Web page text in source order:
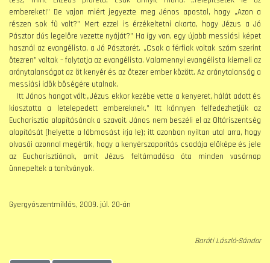
embereket!” De vajon miért jegyezte meg Jénos apostol, hogy „Azon a
részen sok fû volt?” Mert ezzel is érzékeltetni akarta, hogy Jézus a Jó
Pásztor dús legelõre vezette nyáját?” Ha így van, egy újabb messiási képet
használ az evangélista, a Jó Pásztorét. „Csak a férfiak voltak szám szerint
ötezren” voltak – folytatja az evangélista. Valamennyi evangélista kiemeli az
aránytalanságot az öt kenyér és az ötezer ember között. Az aránytalanság a
messiási idõk bõségére utalnak.
Itt János hangot vált:„Jézus ekkor kezébe vette a kenyeret, hálát adott és
kiosztotta a letelepedett embereknek.” Itt könnyen felfedezhetjük az
Eucharisztia alapításának a szavait. János nem beszéli el az Oltáriszentség
alapítását (helyette a lábmosást írja le); itt azonban nyíltan utal arra, hogy
olvasói azonnal megértik, hogy a kenyérszaporítás csodája elõképe és jele
az Eucharisztiának, amit Jézus feltámadása óta minden vasárnap
ünnepeltek a tanítványok.
Gyergyószentmiklós, 2009. júl. 20-án
Baróti László-Sándor